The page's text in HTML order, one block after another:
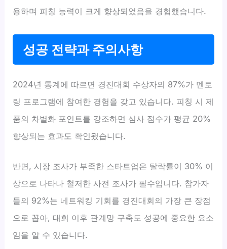
용하며 피칭 능력이 크게 향상되었음을 경험했습니다.
성공 전략과 주의사항
2024년 통계에 따르면 경진대회 수상자의 87%가 멘토
링 프로그램에 참여한 경험을 갖고 있습니다. 피칭 시 제
품의 차별화 포인트를 강조하면 심사 점수가 평균 20%
향상되는 효과도 확인됐습니다.
반면, 시장 조사가 부족한 스타트업은 탈락률이 30% 이
상으로 나타나 철저한 사전 조사가 필수입니다. 참가자
들의 92%는 네트워킹 기회를 경진대회의 가장 큰 장점
으로 꼽아, 대회 이후 관계망 구축도 성공에 중요한 요소
임을 알 수 있습니다.